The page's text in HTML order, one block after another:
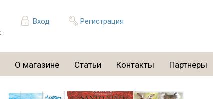
Вход Регистрация
О магазине Статьи Контакты Партнеры